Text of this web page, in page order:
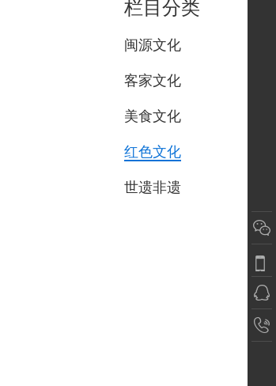
栏目分类
闽源文化
客家文化
美食文化
红色文化
世遗非遗